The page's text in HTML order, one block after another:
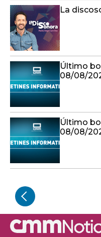
La
Último
08/08/
Último
08/08/